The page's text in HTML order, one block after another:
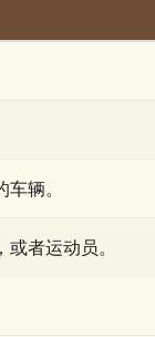
辆。
者运动员。